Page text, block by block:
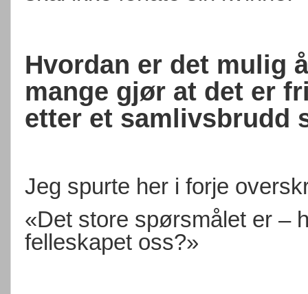
Hvordan er det mulig
mange gjør at det er
etter et samlivsbrudd
Jeg spurte her i forje
«Det store spørsmålet er –
felleskapet oss?»